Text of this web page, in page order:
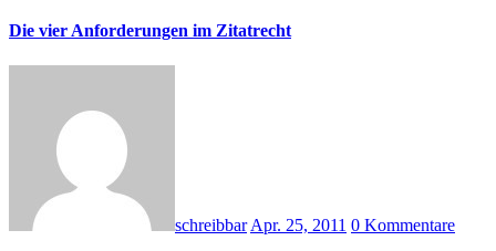
Die vier Anforderungen im Zitatrecht
schreibbar Apr. 25, 2011 0 Kommentare